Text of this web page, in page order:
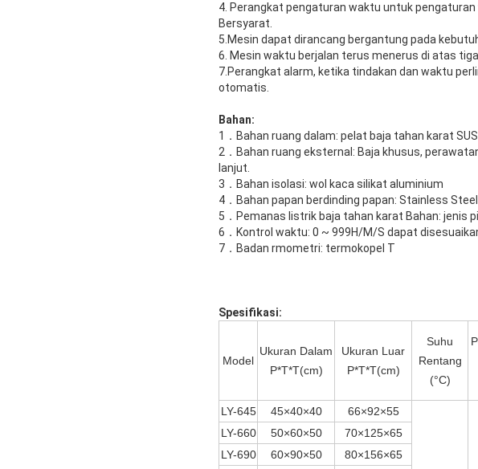
4. Perangkat pengaturan waktu untuk
Bersyarat.
5.Mesin dapat dirancang bergantung pada
6. Mesin waktu berjalan terus menerus di atas
7.Perangkat alarm, ketika tindakan dan waktu
otomatis.
Bahan:
1．Bahan ruang dalam: pelat baja tahan karat SUS
2．Bahan ruang eksternal: Baja khusus,
lanjut.
3．Bahan isolasi: wol kaca silikat aluminium
4．Bahan papan berdinding papan: Stainless Steel
5．Pemanas listrik baja tahan karat Bahan: jenis
6．Kontrol waktu: 0 ~ 999H/M/S dapat
7．Badan rmometri: termokopel T
Spesifikasi:
Model
Ukuran Dalam
P*T*T(cm)
Ukuran Luar
P*T*T(cm)
Suhu
Rentang
(°C)
LY-645
45×40×40 66×92×55
LY-660
50×60×50 70×125×65
LY-690
60×90×50 80×156×65